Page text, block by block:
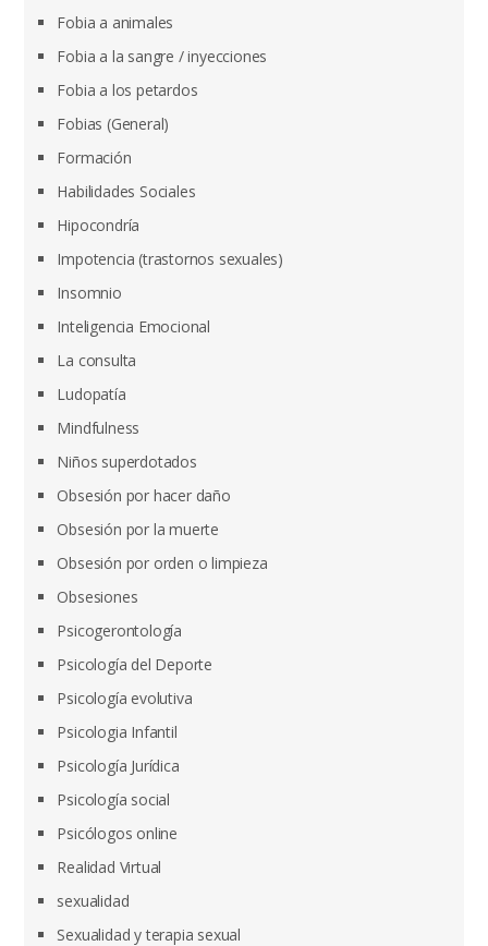
Fobia a animales
Fobia a la sangre / inyecciones
Fobia a los petardos
Fobias (General)
Formación
Habilidades Sociales
Hipocondría
Impotencia (trastornos sexuales)
Insomnio
Inteligencia Emocional
La consulta
Ludopatía
Mindfulness
Niños superdotados
Obsesión por hacer daño
Obsesión por la muerte
Obsesión por orden o limpieza
Obsesiones
Psicogerontología
Psicología del Deporte
Psicología evolutiva
Psicologia Infantil
Psicología Jurídica
Psicología social
Psicólogos online
Realidad Virtual
sexualidad
Sexualidad y terapia sexual